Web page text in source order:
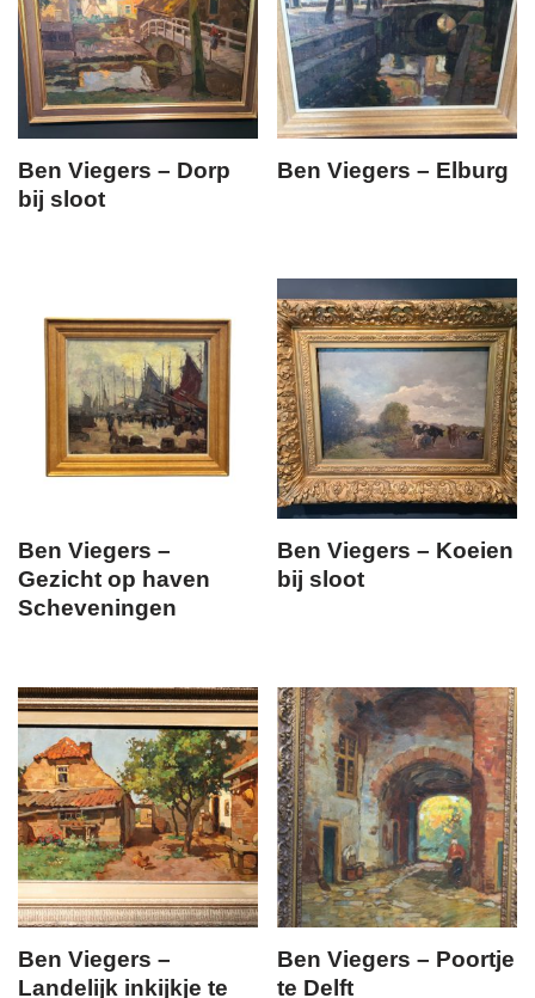
Ben Viegers – Dorp
bij sloot
Ben Viegers – Elburg
Ben Viegers –
Gezicht op haven
Scheveningen
Ben Viegers – Koeien
bij sloot
Ben Viegers –
Landelijk inkijkje te
Ben Viegers – Poortje
te Delft